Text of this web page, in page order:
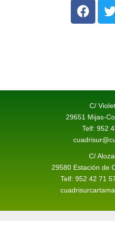
C/
29651 Mijas-
Telf: 952
C/
29580 Estación de
Telf: 952 42 71